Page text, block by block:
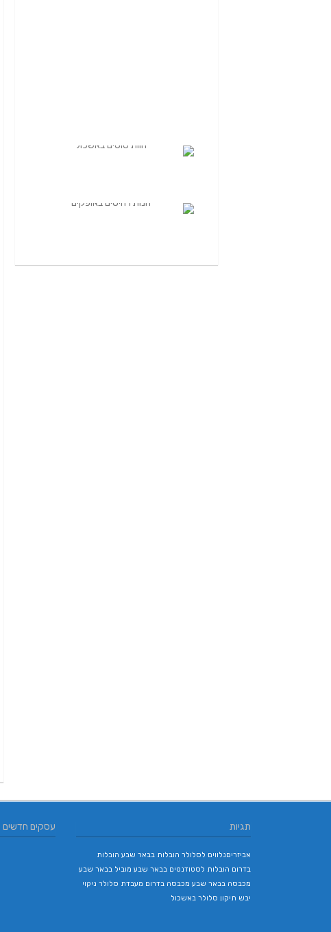
עסקים חדשים תגיות
אביזריםנלווים לסלולר הובלות בבאר שבע הובלות
בדרום הובלות לסטודנטים בבאר שבע מוביל בבאר שבע
מכבסה בבאר שבע מכבסה בדרום מעבדת סלולר ניקוי
יבש תיקון סלולר באשכול